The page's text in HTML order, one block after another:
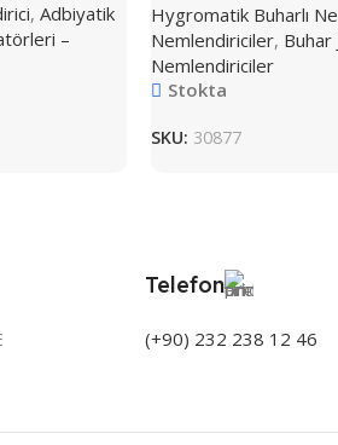
, Adbiyatik
–
Hygromatik Buharlı
Nemlendiriciler,
Nemlendiriciler
Stokta
SKU: 30877
Telefon
(+90) 232 238 12 46